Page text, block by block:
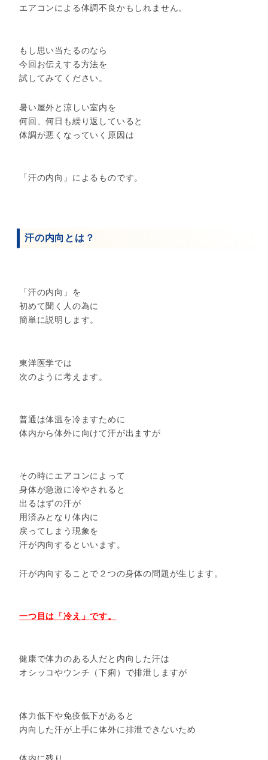
エアコンによる体調不良かもしれません。
もし思い当たるのなら
今回お伝えする方法を
試してみてください。
暑い屋外と涼しい室内を
何回、何日も繰り返していると
体調が悪くなっていく原因は
「汗の内向」によるものです。
汗の内向とは？
「汗の内向」を
初めて聞く人の為に
簡単に説明します。
東洋医学では
次のように考えます。
普通は体温を冷ますために
体内から体外に向けて汗が出ますが
その時にエアコンによって
身体が急激に冷やされると
出るはずの汗が
用済みとなり体内に
戻ってしまう現象を
汗が内向するといいます。
汗が内向することで２つの身体の問題が生じます。
一つ目は「冷え」です。
健康で体力のある人だと内向した汗は
オシッコやウンチ（下痢）で排泄しますが
体力低下や免疫低下があると
内向した汗が上手に体外に排泄できないため